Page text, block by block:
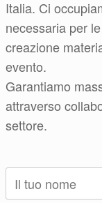
Italia. Ci
necessaria per
creazione
evento.
Garantiamo
attraverso
settore.